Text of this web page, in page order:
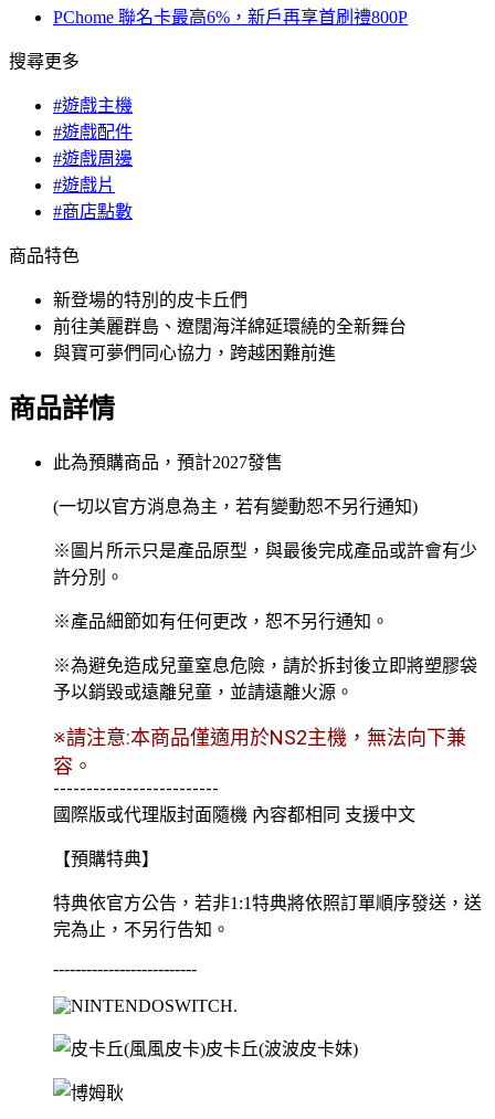
PChome 聯名卡最高6%，新戶再享首刷禮800P
搜尋更多
#遊戲主機
#遊戲配件
#遊戲周邊
#遊戲片
#商店點數
商品特色
新登場的特別的皮卡丘們
前往美麗群島、遼闊海洋綿延環繞的全新舞台
與寶可夢們同心協力，跨越困難前進
商品詳情
此為預購商品，預計2027發售
(一切以官方消息為主，若有變動恕不另行通知)
※圖片所示只是產品原型，與最後完成產品或許會有少
許分別。
※產品細節如有任何更改，恕不另行通知。
※為避免造成兒童窒息危險，請於拆封後立即將塑膠袋
予以銷毀或遠離兒童，並請遠離火源。
※請注意:本商品僅適用於NS2主機，無法向下兼
容。
-------------------------
國際版或代理版封面隨機 內容都相同 支援中文
【預購特典】
特典依官方公告，若非1:1特典將依照訂單順序發送，送
完為止，不另行告知。
--------------------------